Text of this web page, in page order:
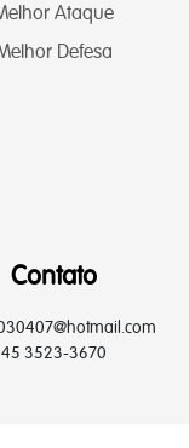
Ataque
Defesa
Contato
45 3523-3670